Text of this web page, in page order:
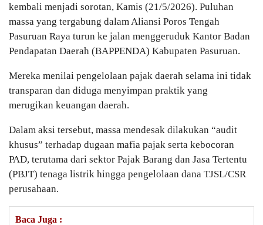
kembali menjadi sorotan, Kamis (21/5/2026). Puluhan
massa yang tergabung dalam Aliansi Poros Tengah
Pasuruan Raya turun ke jalan menggeruduk Kantor Badan
Pendapatan Daerah (BAPPENDA) Kabupaten Pasuruan.
Mereka menilai pengelolaan pajak daerah selama ini tidak
transparan dan diduga menyimpan praktik yang
merugikan keuangan daerah.
Dalam aksi tersebut, massa mendesak dilakukan “audit
khusus” terhadap dugaan mafia pajak serta kebocoran
PAD, terutama dari sektor Pajak Barang dan Jasa Tertentu
(PBJT) tenaga listrik hingga pengelolaan dana TJSL/CSR
perusahaan.
Baca Juga :